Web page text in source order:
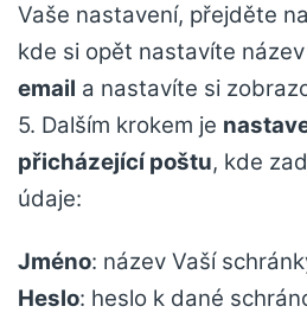
Vaše nastavení, přejděte
kde si opět nastavíte
email a nastavíte si
5. Dalším krokem je
přicházející poštu, kde
údaje:
Jméno: název Vaší
Heslo: heslo k dané